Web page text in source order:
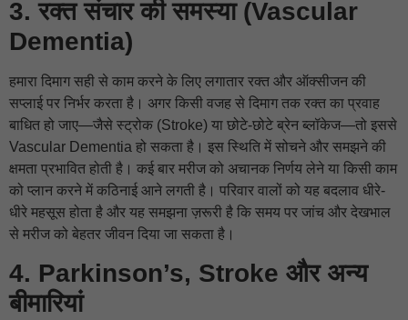
3. रक्त संचार की समस्या (Vascular
Dementia)
हमारा दिमाग सही से काम करने के लिए लगातार रक्त और ऑक्सीजन की
सप्लाई पर निर्भर करता है। अगर किसी वजह से दिमाग तक रक्त का प्रवाह
बाधित हो जाए—जैसे स्ट्रोक (Stroke) या छोटे-छोटे ब्रेन ब्लॉकेज—तो इससे
Vascular Dementia हो सकता है। इस स्थिति में सोचने और समझने की
क्षमता प्रभावित होती है। कई बार मरीज को अचानक निर्णय लेने या किसी काम
को प्लान करने में कठिनाई आने लगती है। परिवार वालों को यह बदलाव धीरे-
धीरे महसूस होता है और यह समझना ज़रूरी है कि समय पर जांच और देखभाल
से मरीज को बेहतर जीवन दिया जा सकता है।
4. Parkinson’s, Stroke और अन्य
बीमारियां